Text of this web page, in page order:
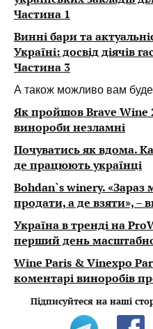
Частина 1
Винні бари та
Україні: досвід діячів
Частина 3
А також можливо вам буде
Як пройшов Brave Wine
винороби незламні
Почуватись як вдома.
де працюють українці
Bohdan`s winery.
продати, а де взяти», –
Україна в тренді на
перший день
Wine Paris & Vinexpo
коментарі виноробів
Підписуйтеся на наші